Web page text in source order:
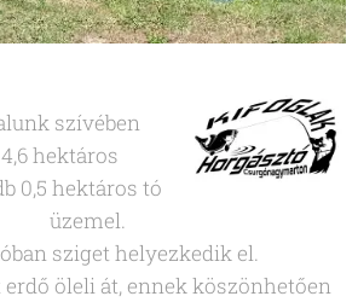
szívében
hektáros
0,5 hektáros tó
üzemel.
sziget helyezkedik el.
öleli át, ennek köszönhetően